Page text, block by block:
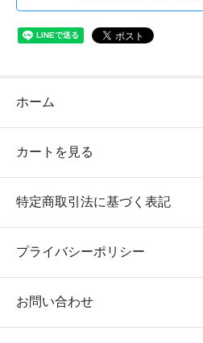
ホーム
カートを見る
特定商取引法に基づく表記
プライバシーポリシー
お問い合わせ